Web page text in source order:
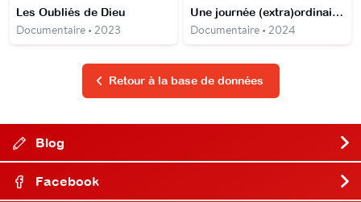
Les Oubliés de Dieu
Documentaire • 2023
Une journée (extra)ordinaire : 24 h à l'opéra Garnier
Documentaire • 2024
Retour à la base de données
Blog
Facebook